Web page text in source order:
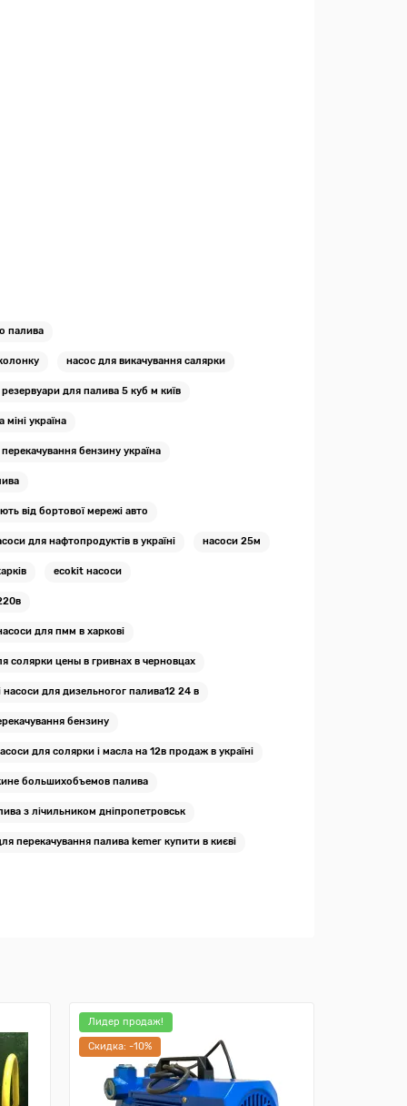
палива
насос для викачування салярки
для палива 5 куб м київ
україна
бензину україна
від бортової мережі авто
для нафтопродуктів в україні насоси 25м
ecokit насоси
для пмм в харкові
солярки цены в гривнах в черновцах
насоси для дизельногог палива12 24 в
бензину
для солярки і масла на 12в продаж в україні
большихобъемов палива
з лічильником дніпропетровськ
перекачування палива kemer купити в києві
Лидер продаж!
Cкидка: -10%